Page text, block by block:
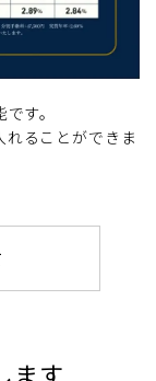
す。
ることができま
ます